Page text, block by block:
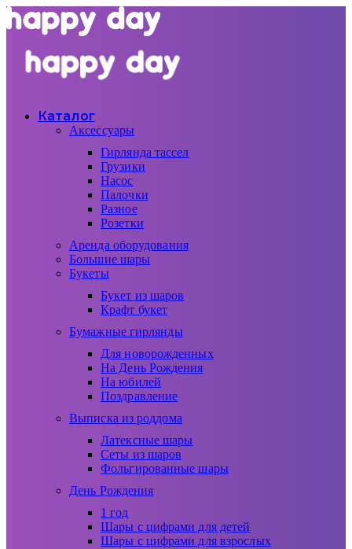
Каталог
Аксессуары
Гирлянда тассел
Грузики
Насос
Палочки
Разное
Розетки
Аренда оборудования
Большие шары
Букеты
Букет из шаров
Крафт букет
Бумажные гирлянды
Для новорожденных
На День Рождения
На юбилей
Поздравление
Выписка из роддома
Латексные шары
Сеты из шаров
Фольгированные шары
День Рождения
1 год
Шары с цифрами для детей
Шары с цифрами для взрослых